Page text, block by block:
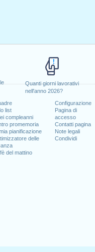
Quanti giorni lavorativi
nell'anno 2026?
list
compleanni
promemoria
pianificazione
delle
del mattino
Configurazione
Pagina di
accesso
Contatti pagina
Note legali
Condividi